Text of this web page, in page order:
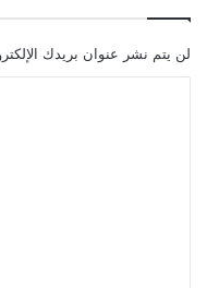
ي
ةلن يتم نشر عنوان بريدك